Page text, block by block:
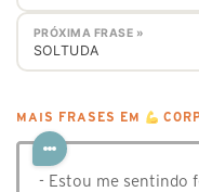
PRÓXIMA FRASE »
SOLTUDA
MAIS FRASES EM
- Estou me sentindo